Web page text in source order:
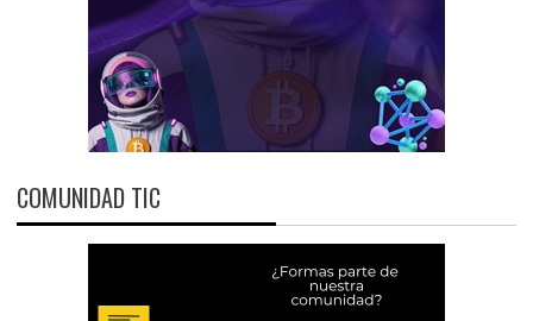
COMUNIDAD TIC